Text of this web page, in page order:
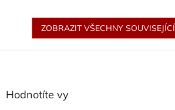
ZOBRAZIT VŠECHNY
Hodnotíte vy